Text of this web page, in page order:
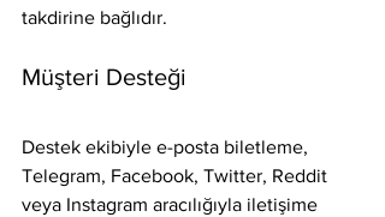
takdirine bağlıdır.
Müşteri Desteği
Destek ekibiyle e-posta biletleme,
Telegram, Facebook, Twitter, Reddit
veya Instagram aracılığıyla iletişime